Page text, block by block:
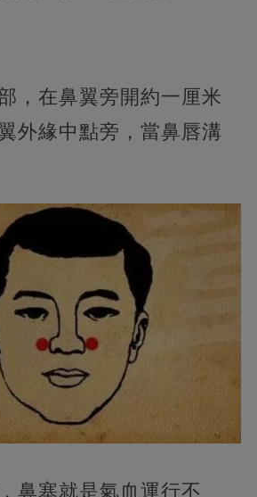
，在鼻翼旁開約一厘米
外緣中點旁，當鼻唇溝
鼻塞就是氣血運行不